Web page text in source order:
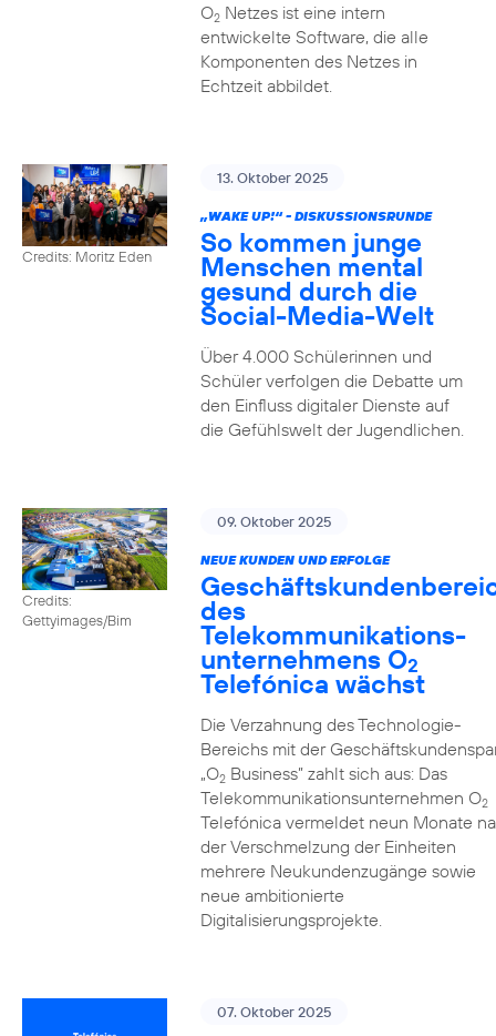
O2Netzes ist eine intern
entwickelte Software, die alle
Komponenten des Netzes in
Echtzeit abbildet.
Credits: Moritz Eden
13. Oktober 2025
„WAKE UP!“ - DISKUSSIONSRUNDE
So kommen junge
Menschen mental
gesund durch die
Social-Media-Welt
Über 4.000 Schülerinnen und
Schüler verfolgen die Debatte um
den Einfluss digitaler Dienste auf
die Gefühlswelt der Jugendlichen.
Credits:
Gettyimages/Bim
09. Oktober 2025
NEUE KUNDEN UND ERFOLGE
des
Telekommunikations­
unternehmens O2
Telefónica wächst
Die Verzahnung des Technologie-
Bereichs mit der
„O2Business” zahlt sich aus: Das
Telekommunikationsunternehmen O2
Telefónica vermeldet neun Monate
der Verschmelzung der Einheiten
mehrere Neukundenzugänge sowie
neue ambitionierte
Digitalisierungsprojekte.
07. Oktober 2025